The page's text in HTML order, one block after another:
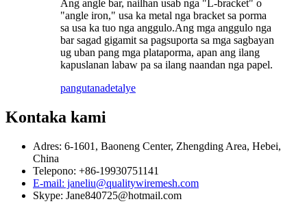
Ang angle bar, nailhan usab nga "L-bracket" o
"angle iron," usa ka metal nga bracket sa porma
sa usa ka tuo nga anggulo.Ang mga anggulo nga
bar sagad gigamit sa pagsuporta sa mga sagbayan
ug uban pang mga plataporma, apan ang ilang
kapuslanan labaw pa sa ilang naandan nga papel.
pangutanadetalye
Kontaka kami
Adres: 6-1601, Baoneng Center, Zhengding Area, Hebei,
China
Telepono: +86-19930751141
E-mail: janeliu@qualitywiremesh.com
Skype: Jane840725@hotmail.com